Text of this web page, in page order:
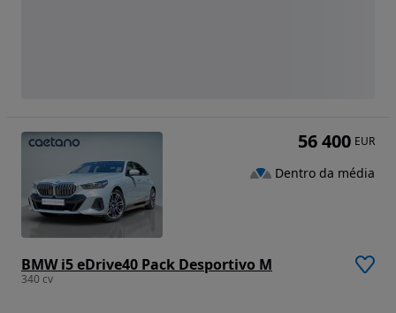
BMW i5 eDrive40 Pack Desportivo M
340 cv
56 400 EUR
Dentro da média